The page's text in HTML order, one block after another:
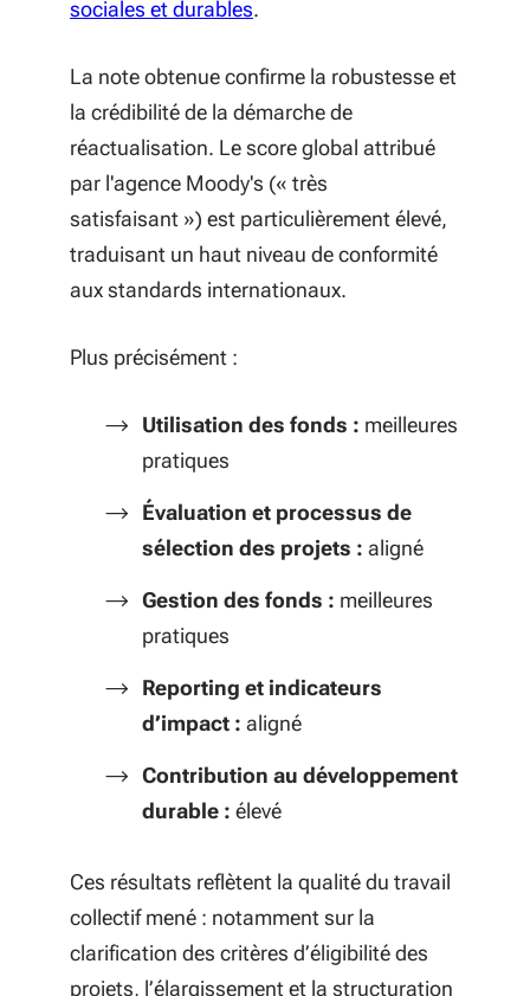
sociales et durables.
La note obtenue confirme la robustesse et
la crédibilité de la démarche de
réactualisation. Le score global attribué
par l'agence Moody's (« très
satisfaisant ») est particulièrement élevé,
traduisant un haut niveau de conformité
aux standards internationaux.
Plus précisément :
Utilisation des fonds : meilleures
pratiques
Évaluation et processus de
sélection des projets : aligné
Gestion des fonds : meilleures
pratiques
Reporting et indicateurs
d’impact : aligné
Contribution au développement
durable : élevé
Ces résultats reflètent la qualité du travail
collectif mené : notamment sur la
clarification des critères d’éligibilité des
projets, l’élargissement et la structuration